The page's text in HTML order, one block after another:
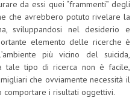
da essi quei “frammenti” degli
che avrebbero potuto rivelare la
sviluppandosi nel desiderio e
elemento delle ricerche è
più vicino del suicida,
tale tipo di ricerca non è facile,
che ovviamente necessità il
comportare i risultati oggettivi.